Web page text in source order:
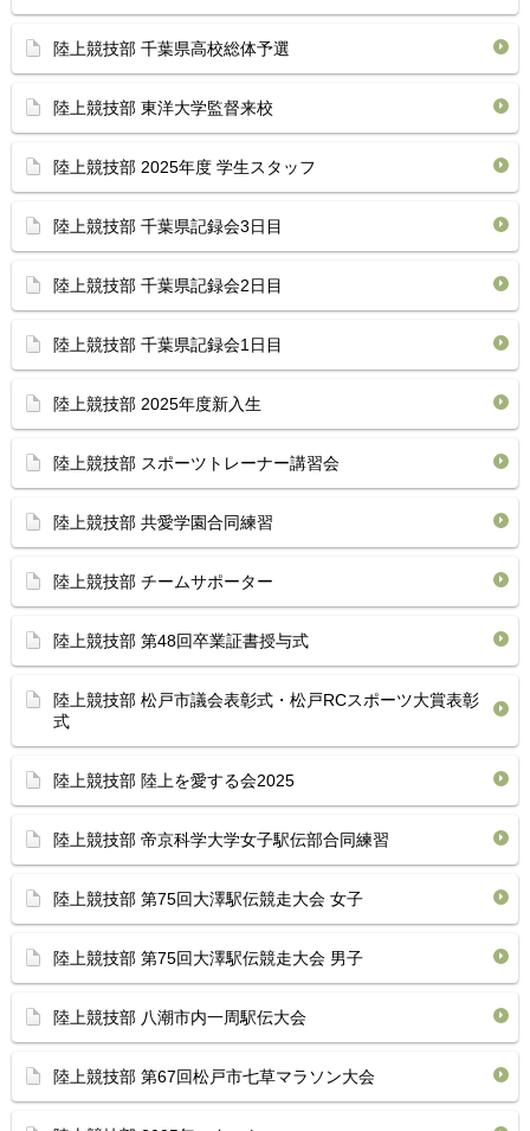
陸上競技部 千葉県高校総体予選
陸上競技部 東洋大学監督来校
陸上競技部 2025年度 学生スタッフ
陸上競技部 千葉県記録会3日目
陸上競技部 千葉県記録会2日目
陸上競技部 千葉県記録会1日目
陸上競技部 2025年度新入生
陸上競技部 スポーツトレーナー講習会
陸上競技部 共愛学園合同練習
陸上競技部 チームサポーター
陸上競技部 第48回卒業証書授与式
陸上競技部 松戸市議会表彰式・松戸RCスポーツ大賞表彰
式
陸上競技部 陸上を愛する会2025
陸上競技部 帝京科学大学女子駅伝部合同練習
陸上競技部 第75回大澤駅伝競走大会 女子
陸上競技部 第75回大澤駅伝競走大会 男子
陸上競技部 八潮市内一周駅伝大会
陸上競技部 第67回松戸市七草マラソン大会